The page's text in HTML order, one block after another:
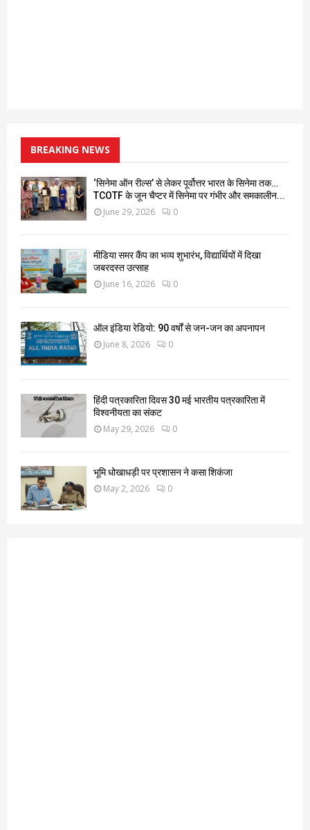
BREAKING NEWS
‘सिनेमा ऑन रील्स’ से लेकर पूर्वोत्तर भारत के सिनेमा तक…
TCOTF के जून चैप्टर में सिनेमा पर गंभीर और समकालीन...
June 29, 2026 0
मीडिया समर कैंप का भव्य शुभारंभ, विद्यार्थियों में दिखा
जबरदस्त उत्साह
June 16, 2026 0
ऑल इंडिया रेडियो: 90 वर्षों से जन-जन का अपनापन
June 8, 2026 0
हिंदी पत्रकारिता दिवस 30 मई भारतीय पत्रकारिता में
विश्वनीयता का संकट
May 29, 2026 0
भूमि धोखाधड़ी पर प्रशासन ने कसा शिकंजा
May 2, 2026 0